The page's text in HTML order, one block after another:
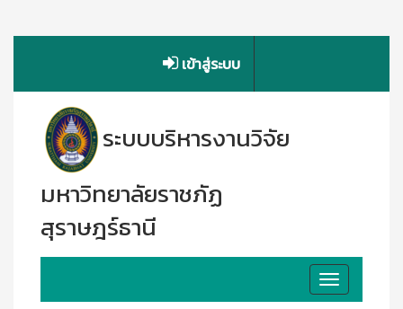
เข้าสู่ระบบ
ระบบบริหารงานวิจัย
มหาวิทยาลัยราชภัฏ
สุราษฎร์ธานี
Toggle
navigation